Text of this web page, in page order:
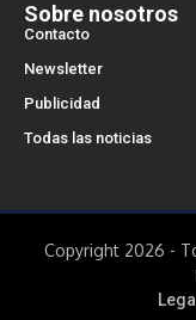
Sobre nosotros
Contacto
Newsletter
Publicidad
Todas las noticias
Copyright 2026 -
Legal